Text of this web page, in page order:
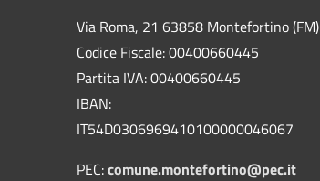
Via Roma, 21 63858 Montefortino (FM)
Codice Fiscale: 00400660445
Partita IVA: 00400660445
IBAN:
IT54D0306969410100000046067
PEC:comune.montefortino@pec.it